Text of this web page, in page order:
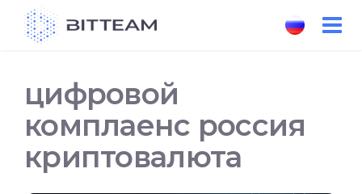
цифровой
комплаенс россия
криптовалюта